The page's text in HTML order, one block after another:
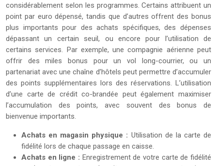
considérablement selon les programmes. Certains attribuent un
point par euro dépensé, tandis que d’autres offrent des bonus
plus importants pour des achats spécifiques, des dépenses
dépassant un certain seuil, ou encore pour l’utilisation de
certains services. Par exemple, une compagnie aérienne peut
offrir des miles bonus pour un vol long-courrier, ou un
partenariat avec une chaîne d’hôtels peut permettre d’accumuler
des points supplémentaires lors des réservations. L’utilisation
d’une carte de crédit co-brandée peut également maximiser
l’accumulation des points, avec souvent des bonus de
bienvenue importants.
Achats en magasin physique : Utilisation de la carte de
fidélité lors de chaque passage en caisse.
Achats en ligne : Enregistrement de votre carte de fidélité